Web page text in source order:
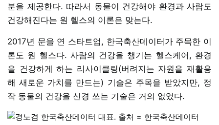
분을 제공한다. 따라서 동물이 건강해야 환경과 사람도
건강해진다는 원 헬스의 이론은 맞는다.
2017년 문을 연 스타트업, 한국축산데이터가 주목한 이
론도 원 헬스다. 사람의 건강을 챙기는 헬스케어, 환경
을 건강하게 하는 리사이클링(버려지는 자원을 재활용
해 새로운 가치를 만드는) 기술은 주목을 받았지만, 정
작 동물의 건강을 신경 쓰는 기술은 거의 없었다.